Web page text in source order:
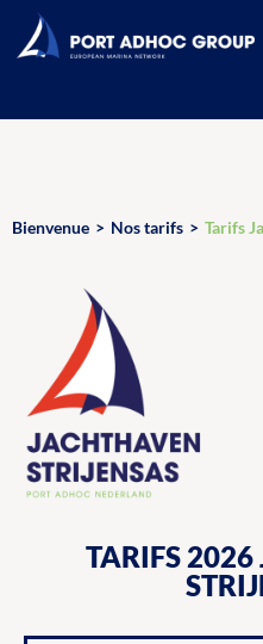
Bienvenue > Nos tarifs > Tarifs
TARIFS